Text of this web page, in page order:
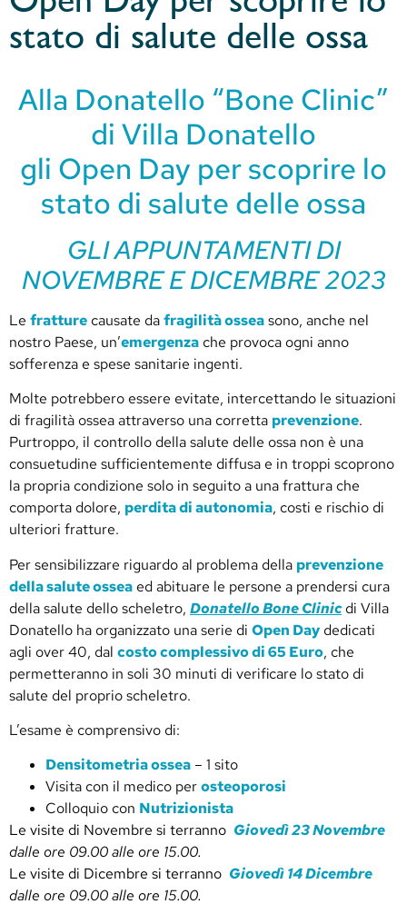
stato di salute delle ossa
Alla Donatello “Bone Clinic”
di Villa Donatello
gli Open Day per scoprire lo
stato di salute delle ossa
GLI APPUNTAMENTI DI
NOVEMBRE E DICEMBRE 2023
Le fratturecausate dafragilità osseasono, anche nel
nostro Paese, un’emergenzache provoca ogni anno
sofferenza e spese sanitarie ingenti.
Molte potrebbero essere evitate, intercettando le situazioni
di fragilità ossea attraverso una corretta prevenzione.
Purtroppo, il controllo della salute delle ossa non è una
consuetudine sufficientemente diffusa e in troppi scoprono
la propria condizione solo in seguito a una frattura che
comporta dolore, perdita di autonomia, costi e rischio di
ulteriori fratture.
Per sensibilizzare riguardo al problema della prevenzione
della salute osseaed abituare le persone a prendersi cura
della salute dello scheletro, Donatello Bone Clinicdi Villa
Donatello ha organizzato una serie di Open Daydedicati
agli over 40, dal costo complessivo di 65 Euro, che
permetteranno in soli 30 minuti di verificare lo stato di
salute del proprio scheletro.
L’esame è comprensivo di:
Densitometria ossea – 1 sito
Visita con il medico perosteoporosi
Colloquio con Nutrizionista
Le visite di Novembre si terranno Giovedì 23 Novembre
dalle ore 09.00 alle ore 15.00.
Le visite di Dicembre si terranno Giovedì 14 Dicembre
dalle ore 09.00 alle ore 15.00.